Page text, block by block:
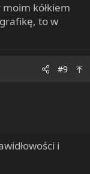
kółkiem
to w
#9
i